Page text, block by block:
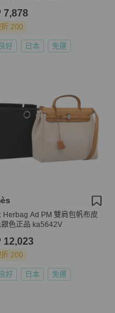
7,878
200
好 日本 免運
Herbag Ad PM 雙肩包帆布皮
色正品 ka5642V
12,023
200
好 日本 免運